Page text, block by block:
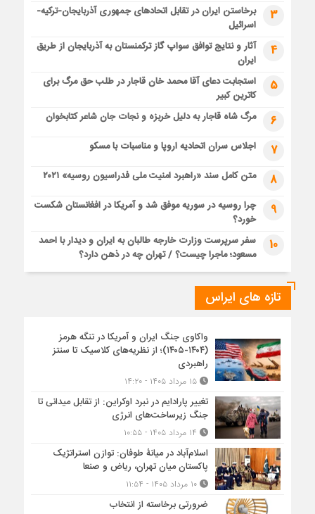
3
برخاستن ایران در تقابل اتحادهای جمهوری آذربایجان-ترکیه-
اسرائیل
4
آثار و نتایج توافق سواپ گاز ترکمنستان به آذربایجان از طریق
ایران
5
استجابت دعای آقا محمد خان قاجار در طلب حق مرگ برای
کاترین کبیر
6 مرگ شاه قاجار به دلیل خربزه و نجات جان شاعر کتابخوان
7 اجلاس سران اتحادیه اروپا و مناسبات با مسکو
8 متن کامل سند «راهبرد امنیت ملی فدراسیون روسیه» ۲۰۲۱
9
چرا روسیه در سوریه موفق شد و آمریکا در افغانستان شکست
خورد؟
10
سفر سرپرست وزارت خارجه طالبان به ایران و دیدار با احمد
مسعود؛ ماجرا چیست؟ / تهران چه در ذهن دارد؟
تازه های ایراس
واکاوی جنگ ایران و آمریکا در تنگه هرمز
(۱۴۰۴-۱۴۰۵)؛ از نظریه‌های کلاسیک تا سنتز
راهبردی
۱۵ مرداد ۱۴۰۵ - ۱۴:۲۰
تغییر پارادایم در نبرد اوکراین: از تقابل میدانی تا
جنگ زیرساخت‌های انرژی
اسلام‌آباد در میانۀ طوفان: توازن استراتژیک
پاکستان میان تهران، ریاض و صنعا
۱۰ مرداد ۱۴۰۵ - ۱۱:۵۴
ضرورتی برخاسته از انتخاب